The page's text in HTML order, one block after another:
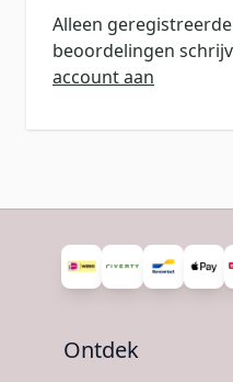
Alleen
beoordelingen
account aan
Ontdek